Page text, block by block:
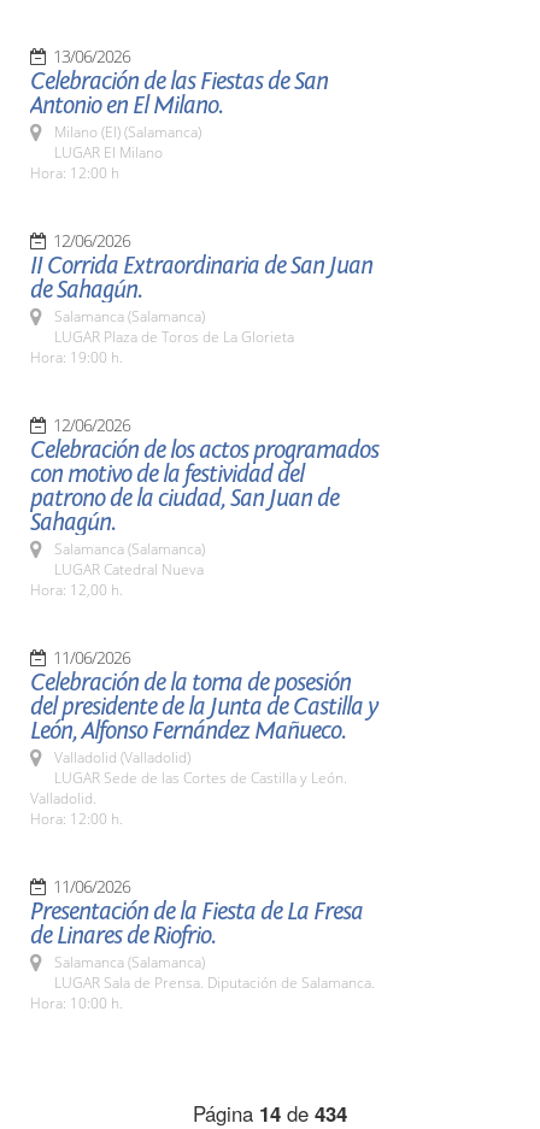
13/06/2026
Celebración de las Fiestas de San
Antonio en El Milano.
Milano (El) (Salamanca)
LUGAR El Milano
Hora: 12:00 h
12/06/2026
II Corrida Extraordinaria de San Juan
de Sahagún.
Salamanca (Salamanca)
LUGAR Plaza de Toros de La Glorieta
Hora: 19:00 h.
12/06/2026
Celebración de los actos programados
con motivo de la festividad del
patrono de la ciudad, San Juan de
Sahagún.
Salamanca (Salamanca)
LUGAR Catedral Nueva
Hora: 12,00 h.
11/06/2026
Celebración de la toma de posesión
del presidente de la Junta de Castilla y
León, Alfonso Fernández Mañueco.
Valladolid (Valladolid)
LUGAR Sede de las Cortes de Castilla y León.
Valladolid.
Hora: 12:00 h.
11/06/2026
Presentación de la Fiesta de La Fresa
de Linares de Riofrio.
Salamanca (Salamanca)
LUGAR Sala de Prensa. Diputación de Salamanca.
Hora: 10:00 h.
Página 14 de 434